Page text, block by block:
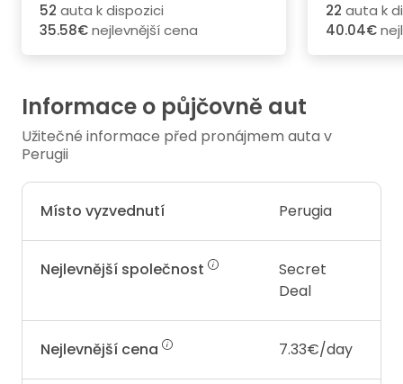
52 auta k dispozici
35.58€nejlevnější cena
22 auta k
40.04€
Informace o půjčovně aut
Užitečné informace před pronájmem auta v
Perugii
Místo vyzvednutí Perugia
Nejlevnější společnost
Secret
Deal
Nejlevnější cena 7.33€/day